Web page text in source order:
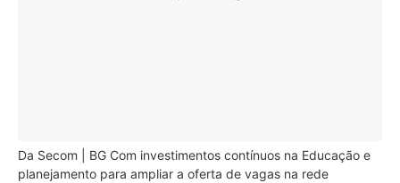
Da Secom | BG Com investimentos contínuos na Educação e
planejamento para ampliar a oferta de vagas na rede